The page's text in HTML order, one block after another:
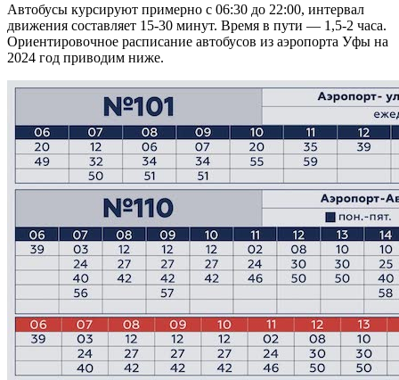
Автобусы курсируют примерно с 06:30 до 22:00, интервал
движения составляет 15-30 минут. Время в пути — 1,5-2 часа.
Ориентировочное расписание автобусов из аэропорта Уфы на
2024 год приводим ниже.